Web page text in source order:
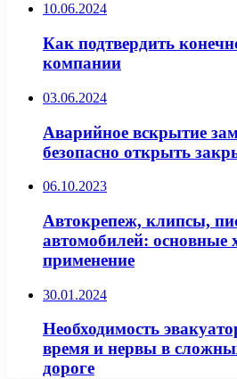
10.06.2024
Как подтвердить
компании
03.06.2024
Аварийное вскрытие
безопасно открыть
06.10.2023
Автокрепеж, клипсы,
автомобилей: основные
применение
30.01.2024
Необходимость
время и нервы в
дороге